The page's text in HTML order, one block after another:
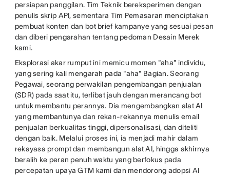
persiapan panggilan. Tim Teknik bereksperimen dengan
penulis skrip API, sementara Tim Pemasaran menciptakan
pembuat konten dan bot brief kampanye yang sesuai pesan
dan diberi pengarahan tentang pedoman Desain Merek
kami.
Eksplorasi akar rumput ini memicu momen "aha" individu,
yang sering kali mengarah pada "aha" Bagian. Seorang
Pegawai, seorang perwakilan pengembangan penjualan
(SDR) pada saat itu, terlibat jauh dengan merancang bot
untuk membantu perannya. Dia mengembangkan alat AI
yang membantunya dan rekan-rekannya menulis email
penjualan berkualitas tinggi, dipersonalisasi, dan diteliti
dengan baik. Melalui proses ini, ia menjadi mahir dalam
rekayasa prompt dan membangun alat AI, hingga akhirnya
beralih ke peran penuh waktu yang berfokus pada
percepatan upaya GTM kami dan mendorong adopsi AI